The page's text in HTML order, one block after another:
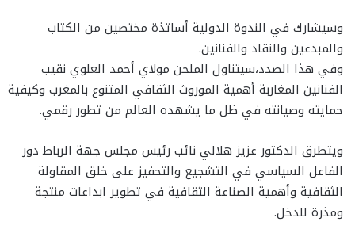
وسيشارك في الندوة الدولية أساتذة مختصين من الكتاب
والمبدعين والنقاد والفنانين.
وفي هذا الصدد،سيتناول الملحن مولاي أحمد العلوي نقيب
الفنانين المغاربة أهمية الموروث الثقافي المتنوع بالمغرب وكيفية
حمايته وصيانته في ظل ما يشهده العالم من تطور رقمي.
ويتطرق الدكتور عزيز هلالي نائب رئيس مجلس جهة الرباط دور
الفاعل السياسي في التشجيع والتحفيز على خلق المقاولة
الثقافية وأهمية الصناعة الثقافية في تطوير ابداعات منتجة
ومذرة للدخل.